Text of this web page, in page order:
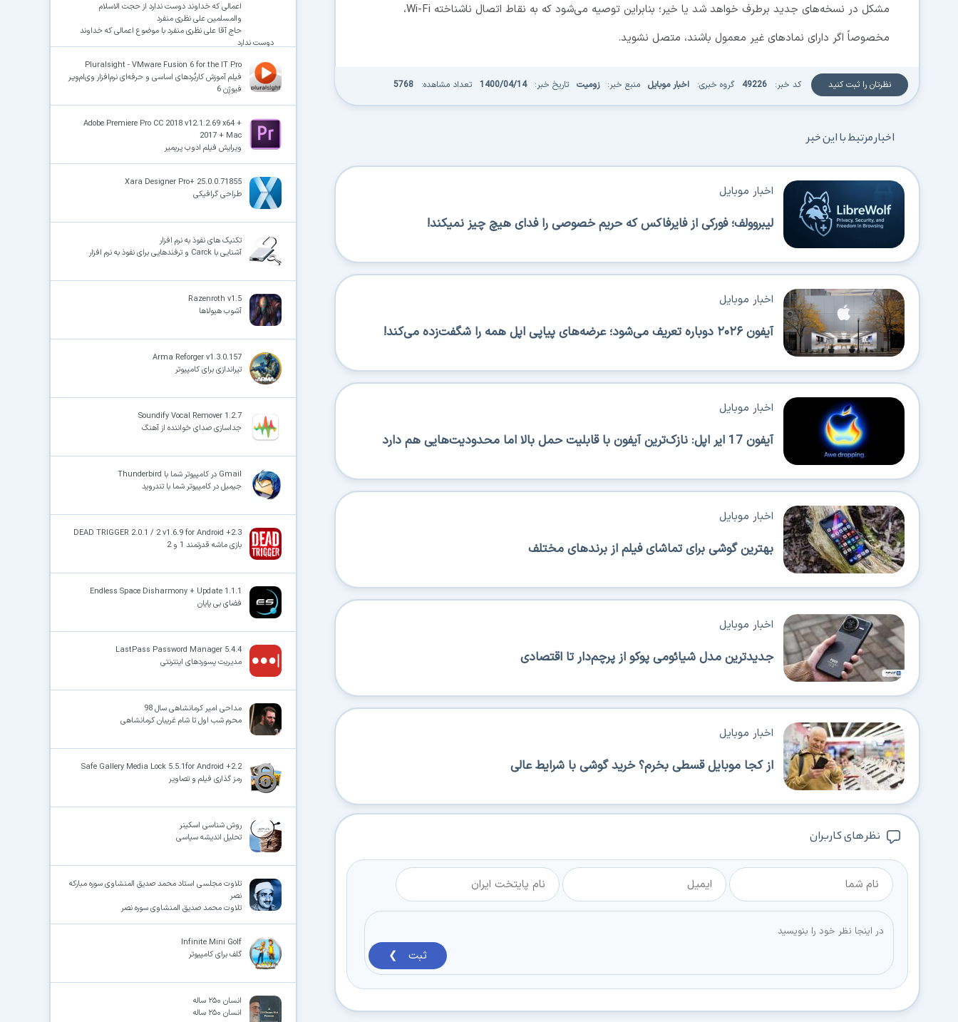
مشکل در نسخه‌های جدید برطرف خواهد شد یا خیر؛ بنابراین توصیه می‌شود که به نقاط اتصال ناشناخته Wi-Fi،
مخصوصاً اگر دارای نمادهای غیر معمول باشند، متصل نشوید.
نظرتان را ثبت کنید کد خبر: 49226 گروه خبری: اخبار موبایل منبع خبر: زومیت تاریخ خبر: 1400/04/14 تعداد مشاهده: 5768
اخبار مرتبط با این خبر
لیبروولف؛ فورکی از فایرفاکس که حریم خصوصی را فدای هیچ چیز نمیکند!
اخبار موبایل
آیفون ۲۰۲۶ دوباره تعریف می‌شود؛ عرضه‌های پیاپی اپل همه را شگفت‌زده می‌کند!
اخبار موبایل
آیفون 17 ایر اپل: نازک‌ترین آیفون با قابلیت حمل بالا اما محدودیت‌هایی هم دارد
اخبار موبایل
بهترین گوشی برای تماشای فیلم از برندهای مختلف
اخبار موبایل
جدیدترین مدل شیائومی پوکو از پرچم‌دار تا اقتصادی
اخبار موبایل
از کجا موبایل قسطی بخرم؟ خرید گوشی با شرایط عالی
اخبار موبایل
نظر های کاربران
ثبت ❯
اعمالی که خداوند دوست ندارد از حجت الاسلام
والمسلمین علی نظری منفرد
حاج آقا علی نظری منفرد با موضوع اعمالی که خداوند
دوست ندارد
Pluralsight - VMware Fusion 6 for the IT Pro
فیلم آموزش کاربُردهای اساسی و حرفه‌ای نرم‌افزار وی‌ام‌وِیـر
فیوژِن 6
Adobe Premiere Pro CC 2018 v12.1.2.69 x64 +
2017 + Mac
ویرایش فیلم ادوب پریمیر
Xara Designer Pro+ 25.0.0.71855
طراحی گرافیکی
تکنیک های نفوذ به نرم افزار
آشنایی با Carck و ترفندهایی برای نفوذ به نرم افزار
Razenroth v1.5
آشوب هیولاها
Arma Reforger v1.3.0.157
تیراندازی برای کامپیوتر
Soundify Vocal Remover 1.2.7
جداسازی صدای خواننده از آهنگ
Gmail در کامپیوتر شما با Thunderbird
جیمیل در کامپیوتر شما با تندروید
DEAD TRIGGER 2.0.1 / 2 v1.6.9 for Android +2.3
بازی ماشه قدرتمند 1 و 2
Endless Space Disharmony + Update 1.1.1
فضای بی پایان
LastPass Password Manager 5.4.4
مدیریت پسوردهای اینترنتی
مداحی امیر کرمانشاهی سال 98
محرم شب اول تا شام غریبان کرمانشاهی
Safe Gallery Media Lock 5.5.1for Android +2.2
رمز گذاری فیلم و تصاویر
روش شناسی اسکینر
تحلیل اندیشه سیاسی
تلاوت مجلسی استاد محمد صدیق المنشاوی سوره مبارکه
نصر
تلاوت محمد صدیق المنشاوی سوره نصر
Infinite Mini Golf
گلف برای کامپیوتر
انسان ۲۵۰ ساله
انسان ۲۵۰ ساله